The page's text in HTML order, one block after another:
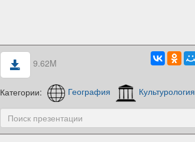
9.62M
Категории: География Культурология